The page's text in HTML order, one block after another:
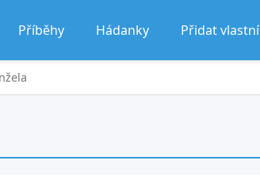
Příběhy Hádanky Přidat vlastní